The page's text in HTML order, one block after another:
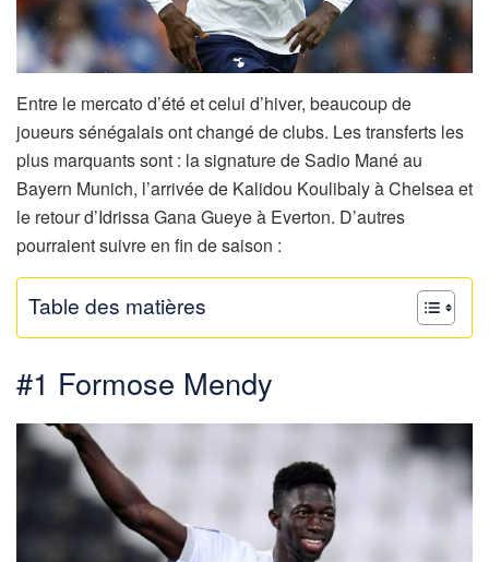
Entre le mercato d’été et celui d’hiver, beaucoup de
joueurs sénégalais ont changé de clubs. Les transferts les
plus marquants sont : la signature de Sadio Mané au
Bayern Munich, l’arrivée de Kalidou Koulibaly à Chelsea et
le retour d’Idrissa Gana Gueye à Everton. D’autres
pourraient suivre en fin de saison :
Table des matières
#1 Formose Mendy